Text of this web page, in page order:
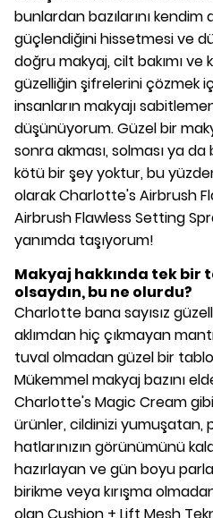
bunlardan bazılarını
güçlendiğini hissetmesi ve
doğru makyaj, cilt bakımı ve
güzelliğin şifrelerini çözmek
insanların makyajı
düşünüyorum. Güzel bir
sonra akması, solması ya
kötü bir şey yoktur, bu
olarak Charlotte's Airbrush
Airbrush Flawless Setting
yanımda taşıyorum!
Makyaj hakkında tek bir
olsaydın, bu ne olurdu?
Charlotte bana sayısız
aklımdan hiç çıkmayan
tuval olmadan güzel bir
Mükemmel makyaj bazını
Charlotte's Magic Cream
ürünler, cildinizi yumuşatan,
hatlarınızın görünümünü
hazırlayan ve gün boyu
birikme veya kırışma
olan Cushion + Lift Mesh